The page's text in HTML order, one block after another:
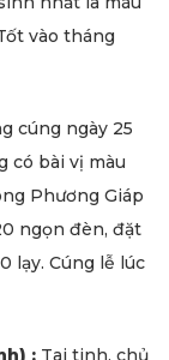
vào tháng
cúng ngày 25
có bài vị màu
Phương Giáp
ngọn đèn, đặt
lạy. Cúng lễ lúc
: Tai tinh, chủ